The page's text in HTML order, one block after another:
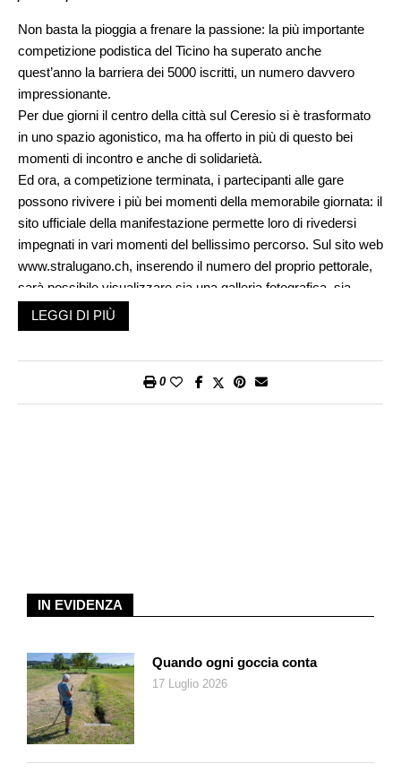
Non basta la pioggia a frenare la passione: la più importante
competizione podistica del Ticino ha superato anche
quest’anno la barriera dei 5000 iscritti, un numero davvero
impressionante.
Per due giorni il centro della città sul Ceresio si è trasformato
in uno spazio agonistico, ma ha offerto in più di questo bei
momenti di incontro e anche di solidarietà.
Ed ora, a competizione terminata, i partecipanti alle gare
possono rivivere i più bei momenti della memorabile giornata: il
sito ufficiale della manifestazione permette loro di rivedersi
impegnati in vari momenti del bellissimo percorso. Sul sito web
www.stralugano.ch, inserendo il numero del proprio pettorale,
sarà possibile visualizzare sia una galleria fotografica, sia
alcuni spezzoni video ripresi lungo il tracciato attraverso le vie
di Lugano. E, a coronamento dell’impresa, sarà possibile
piazzamento, tempo di percorrenza e media al chilometro.
LEGGI DI PIÙ
0
IN EVIDENZA
Quando ogni goccia conta
17 Luglio 2026